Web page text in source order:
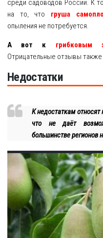
среди садоводов России. К
на то, что груша
опыления не потребуется.
А вот к грибковым
Отрицательные отзывы
Недостатки
К недостаткам относят
что не даёт
большинстве регионов